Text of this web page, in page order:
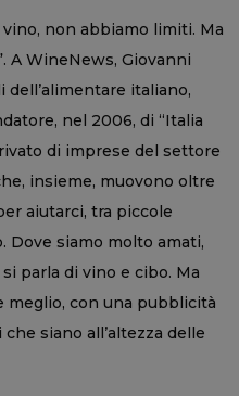
non abbiamo limiti. Ma
A WineNews, Giovanni
dell’alimentare italiano,
nel 2006, di “Italia
di imprese del settore
insieme, muovono oltre
aiutarci, tra piccole
Dove siamo molto amati,
parla di vino e cibo. Ma
meglio, con una pubblicità
siano all’altezza delle